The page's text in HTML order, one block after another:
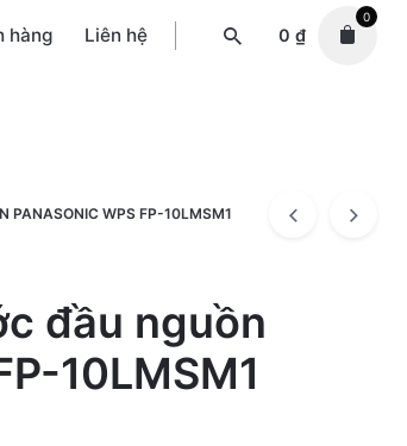
hàng Liên hệ 0 ₫
0
PANASONIC WPS FP-10LMSM1
đầu nguồn
10LMSM1